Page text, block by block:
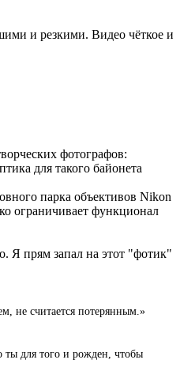
и резкими. Видео чёткое и
фотографов:
для такого байонета
парка объективов Nikon
ограничивает функционал
Я прям запал на этот "фотик"
не считается потерянным.»
ты для того и рожден, чтобы